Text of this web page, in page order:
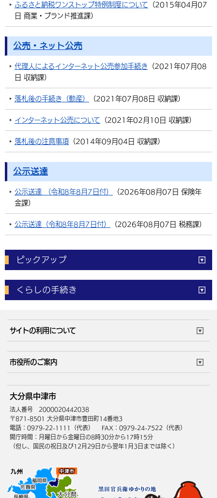
ふるさと納税ワンストップ特例制度について （2015年04月07
日 商業・ブランド推進課）
公売・ネット公売
代理人によるインターネット公売参加手続き （2021年07月08
日 収納課）
落札後の手続き（動産） （2021年07月08日 収納課）
インターネット公売について （2021年02月10日 収納課）
落札後の注意事項 （2014年09月04日 収納課）
公示送達
公示送達 （令和8年8月7日付） （2026年08月07日 保険年
金課）
公示送達（令和8年8月7日付） （2026年08月07日 税務課）
ピックアップ
電子申請 窓口の混雑状況
体育施設予約状況 ご意見・ご要望
くらしの手続き
成人・仕事
住まい・引越 ごみ・環境
健康・医療 障がい・福祉
高齢・介護
サイトの利用について
サイトマップ
市役所のご案内
庁舎地図 組織案内
中津市へのアクセス
大分県中津市
法人番号 2000020442038
〒871-8501 大分県中津市豊田町14番地3
電話：0979-22-1111（代表）
FAX：0979-24-7522（代表）
開庁時間：月曜日から金曜日の8時30分から17時15分
（但し、国民の祝日及び12月29日から翌年1月3日までは除く）